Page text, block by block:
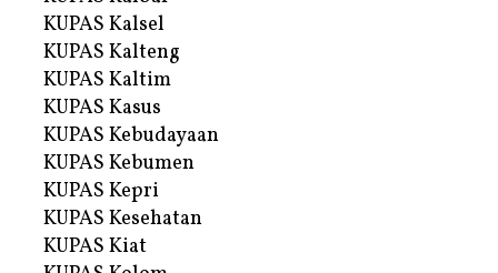
KUPAS Kalsel
KUPAS Kalteng
KUPAS Kaltim
KUPAS Kasus
KUPAS Kebudayaan
KUPAS Kebumen
KUPAS Kepri
KUPAS Kesehatan
KUPAS Kiat